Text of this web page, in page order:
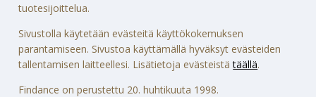
tuotesijoittelua.
Sivustolla käytetään evästeitä käyttökokemuksen
parantamiseen. Sivustoa käyttämällä hyväksyt evästeiden
tallentamisen laitteellesi. Lisätietoja evästeistätäällä.
Findance on perustettu 20. huhtikuuta 1998.